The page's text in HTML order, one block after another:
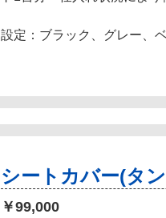
設定：ブラック、グレー、
シートカバー(タ
￥99,000